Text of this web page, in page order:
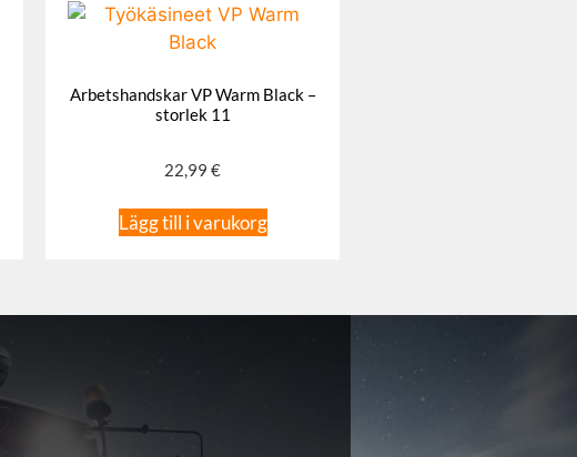
Arbetshandskar VP Warm Black –
storlek 11
22,99 €
Lägg till i varukorg